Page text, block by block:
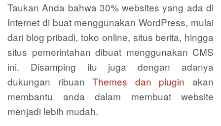
Taukan Anda bahwa 30% websites yang ada di
Internet di buat menggunakan WordPress, mulai
dari blog pribadi, toko online, situs berita, hingga
situs pemerintahan dibuat menggunakan CMS
ini. Disamping itu juga dengan adanya
dukungan ribuanThemes dan plugin akan
membantu anda dalam membuat website
menjadi lebih mudah.